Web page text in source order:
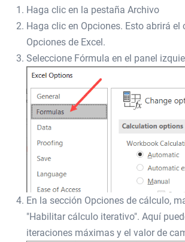
Haga clic en la pestaña Archivo
Haga clic en Opciones. Esto abrirá
Opciones de Excel.
Seleccione Fórmula en el panel
En la sección Opciones de cálculo,
"Habilitar cálculo iterativo". Aquí
iteraciones máximas y el valor de